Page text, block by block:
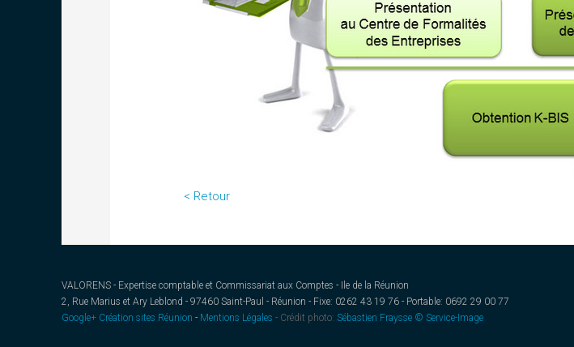
< Retour
VALORENS - Expertise comptable et Commissariat aux Comptes - Ile de la Réunion
2, Rue Marius et Ary Leblond - 97460 Saint-Paul - Réunion - Fixe: 0262 43 19 76 - Portable: 0692 29 00 77
Google+ Création sites Réunion - Mentions Légales - Crédit photo: Sébastien Fraysse © Service-Image